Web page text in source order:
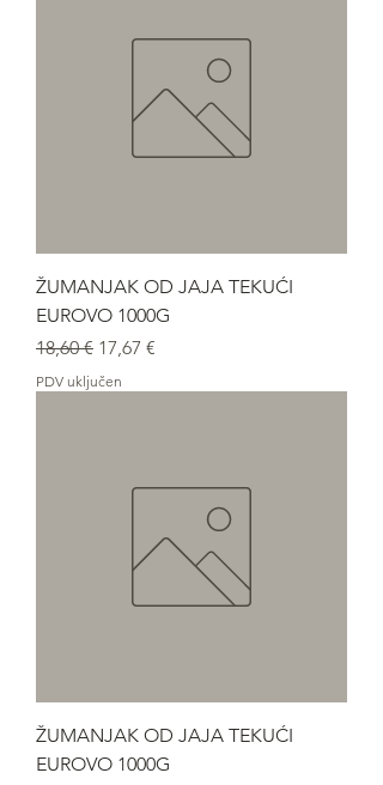
ŽUMANJAK OD JAJA TEKUĆI
EUROVO 1000G
Redovna cijena
18,60 € Cijena s popustom
17,67 €
PDV uključen
ŽUMANJAK OD JAJA TEKUĆI
EUROVO 1000G